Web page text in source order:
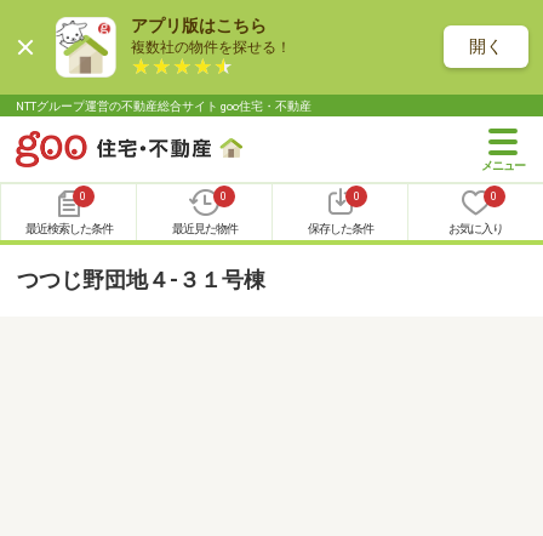
アプリ版はこちら
複数社の物件を探せる！ 開く
NTTグループ運営の不動産総合サイト goo住宅・不動産
0
最近検索した条件
0
最近見た物件
0
保存した条件
0
お気に入り
つつじ野団地４-３１号棟